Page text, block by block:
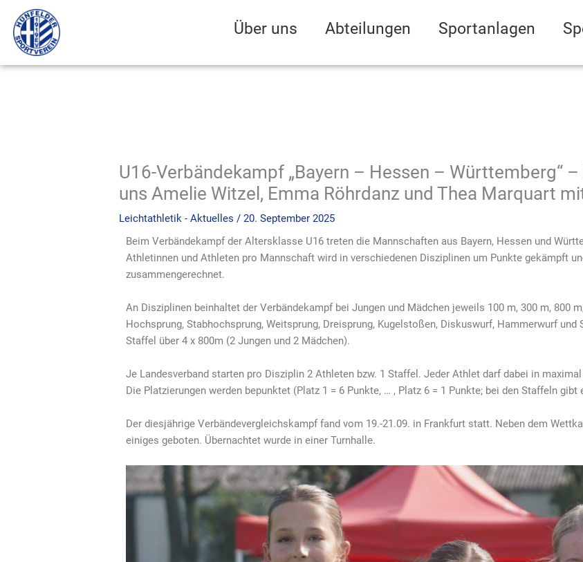
Inhalt
springen
Über uns Abteilungen Sportanlagen
U16-Verbändekampf „Bayern – Hessen – Württemberg“
uns Amelie Witzel, Emma Röhrdanz und Thea Marquart
Leichtathletik - Aktuelles /20. September 2025
Beim Verbändekampf der Altersklasse U16 treten die Mannschaften aus Bayern, Hessen und
Athletinnen und Athleten pro Mannschaft wird in verschiedenen Disziplinen um Punkte gekämpft
zusammengerechnet.
An Disziplinen beinhaltet der Verbändekampf bei Jungen und Mädchen jeweils 100 m, 300 m, 800
Hochsprung, Stabhochsprung, Weitsprung, Dreisprung, Kugelstoßen, Diskuswurf, Hammerwurf
Staffel über 4 x 800m (2 Jungen und 2 Mädchen).
Je Landesverband starten pro Disziplin 2 Athleten bzw. 1 Staffel. Jeder Athlet darf dabei in
Die Platzierungen werden bepunktet (Platz 1 = 6 Punkte, … , Platz 6 = 1 Punkte; bei den Staffeln gibt
Der diesjährige Verbändevergleichskampf fand vom 19.-21.09. in Frankfurt statt. Neben dem
einiges geboten. Übernachtet wurde in einer Turnhalle.